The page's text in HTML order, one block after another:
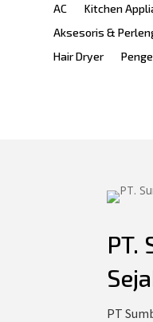
AC Kitchen
Aksesoris &
Hair Dryer
PT.
PT